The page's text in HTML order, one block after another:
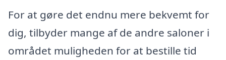
For at gøre det endnu mere bekvemt for
dig, tilbyder mange af de andre saloner i
området muligheden for at bestille tid